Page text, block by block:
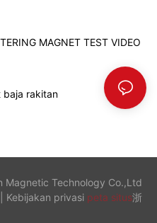
MAGNET TEST VIDEO
baja rakitan
Technology Co.,Ltd
Kebijakan privasi peta situs浙